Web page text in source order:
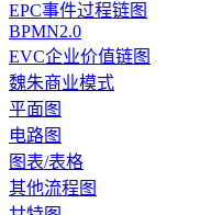
EPC事件过程链图
BPMN2.0
EVC企业价值链图
魏朱商业模式
平面图
电路图
图表/表格
其他流程图